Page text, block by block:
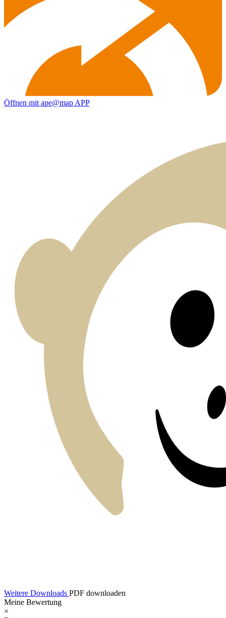
Öffnen mit ape@map APP
Weitere Downloads PDF downloaden
Meine Bewertung
×